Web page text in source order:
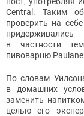
Central. Таким
проверить на
в частности
пивоварню
По словам
в домашних
заменить
целью его